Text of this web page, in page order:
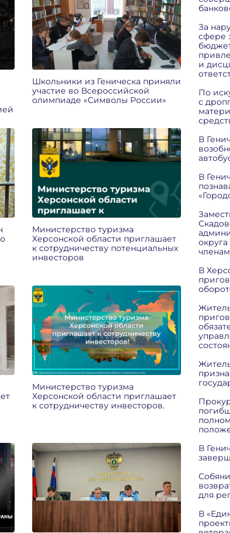
Школьники из Геническа приняли
участие во Всероссийской
олимпиаде «Символы России»
Министерство туризма
Херсонской области приглашает
к сотрудничеству потенциальных
инвесторов
Министерство туризма
Херсонской области приглашает
к сотрудничеству инвесторов.
За
сфере
и
По
с
В
В
В
В
для
В